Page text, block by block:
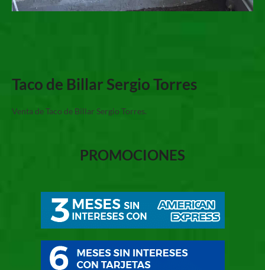
Taco de Billar Sergio Torres
Venta de Taco de Billar Sergio Torres.
PROMOCIONES